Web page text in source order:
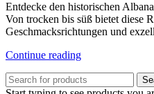
Entdecke den historischen
Von trocken bis süß bietet diese
Geschmacksrichtungen und
Continue reading